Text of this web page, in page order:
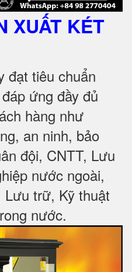
XUẤT KÉT
đạt tiêu chuẩn
ứng đầy đủ
hàng như
an ninh, bảo
đội, CNTT, Lưu
nước ngoài,
trữ, Kỹ thuật
nước.